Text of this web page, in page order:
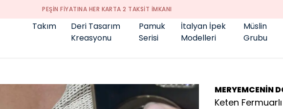
GENÇ BÜYÜK BEDEN 👑
Takım
Deri Tasarım
Kreasyonu
Pamuk
Serisi
İtalyan İpek
Modelleri
Müslin
Grubu
MERYEMCENİN
Keten